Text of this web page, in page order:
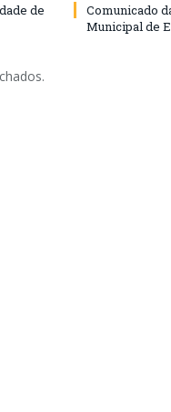
de
Comunicado
Municipal de